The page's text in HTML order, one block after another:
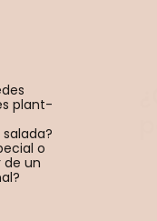
plant-
o
de un